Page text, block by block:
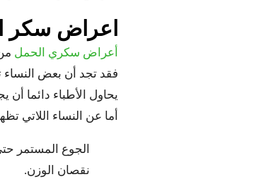
اعراض سكر
أعراض سكري الحمل
فقد تجد أن بعض
يحاول الأطباء دائما
أما عن النساء اللاتي
الجوع المستمر
نقصان الوزن.